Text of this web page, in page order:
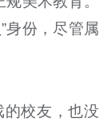
身份，尽管属
的校友，也没